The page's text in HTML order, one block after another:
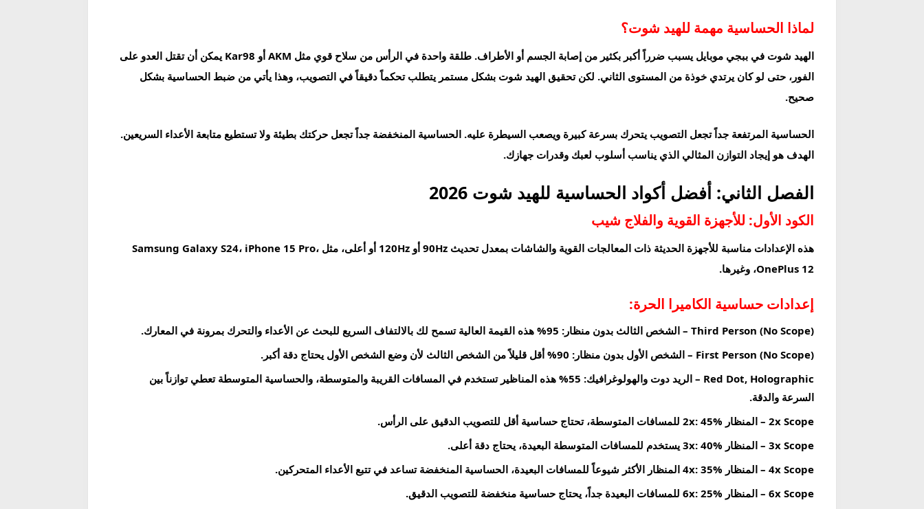
لماذا الحساسية مهمة للهيد شوت؟
الهيد شوت في ببجي موبايل يسبب ضرراً أكبر بكثير من إصابة الجسم أو الأطراف. طلقة واحدة في الرأس من سلاح قوي مثل AKM أو Kar98 يمكن أن تقتل العدو على
الفور، حتى لو كان يرتدي خوذة من المستوى الثاني. لكن تحقيق الهيد شوت بشكل مستمر يتطلب تحكماً دقيقاً في التصويب، وهذا يأتي من ضبط الحساسية بشكل
صحيح.
الحساسية المرتفعة جداً تجعل التصويب يتحرك بسرعة كبيرة ويصعب السيطرة عليه. الحساسية المنخفضة جداً تجعل حركتك بطيئة ولا تستطيع متابعة الأعداء السريعين.
الهدف هو إيجاد التوازن المثالي الذي يناسب أسلوب لعبك وقدرات جهازك.
الفصل الثاني: أفضل أكواد الحساسية للهيد شوت 2026
الكود الأول: للأجهزة القوية والفلاج شيب
هذه الإعدادات مناسبة للأجهزة الحديثة ذات المعالجات القوية والشاشات بمعدل تحديث 90Hz أو 120Hz أو أعلى، مثل Samsung Galaxy S24، iPhone 15 Pro،
OnePlus 12، وغيرها.
إعدادات حساسية الكاميرا الحرة:
Third Person (No Scope) – الشخص الثالث بدون منظار:
First Person (No Scope) – الشخص الأول بدون منظار:
Red Dot, Holographic – الريد دوت والهولوغرافيك:
55% هذه المناظير تستخدم في المسافات القريبة والمتوسطة، والحساسية المتوسطة تعطي توازناً بين
السرعة والدقة.
2x Scope – المنظار 2x:
45% للمسافات المتوسطة، تحتاج حساسية أقل للتصويب الدقيق على الرأس.
3x Scope – المنظار 3x:
40% يستخدم للمسافات المتوسطة البعيدة، يحتاج دقة أعلى.
4x Scope – المنظار 4x:
35% المنظار الأكثر شيوعاً للمسافات البعيدة، الحساسية المنخفضة تساعد في تتبع الأعداء المتحركين.
6x Scope – المنظار 6x:
25% للمسافات البعيدة جداً، يحتاج حساسية منخفضة للتصويب الدقيق.